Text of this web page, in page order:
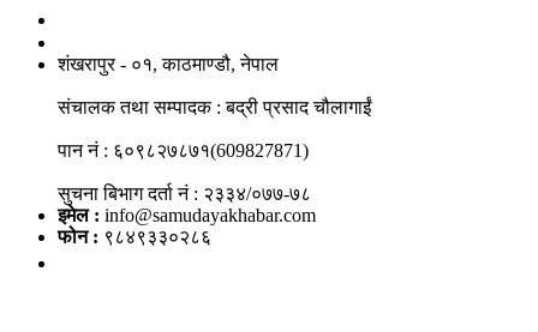
शंखरापुर - ०१, काठमाण्डौ, नेपाल
संचालक तथा सम्पादक : बद्री प्रसाद चौलागाईं
पान नं : ६०९८२७८७१(609827871)
सुचना बिभाग दर्ता नं : २३३४/०७७-७८
इमेल : info@samudayakhabar.com
फोन : ९८४९३३०२८६